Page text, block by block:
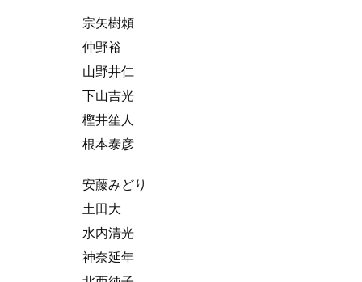
宗矢樹頼
仲野裕
山野井仁
下山吉光
樫井笙人
根本泰彦
安藤みどり
土田大
水内清光
神奈延年